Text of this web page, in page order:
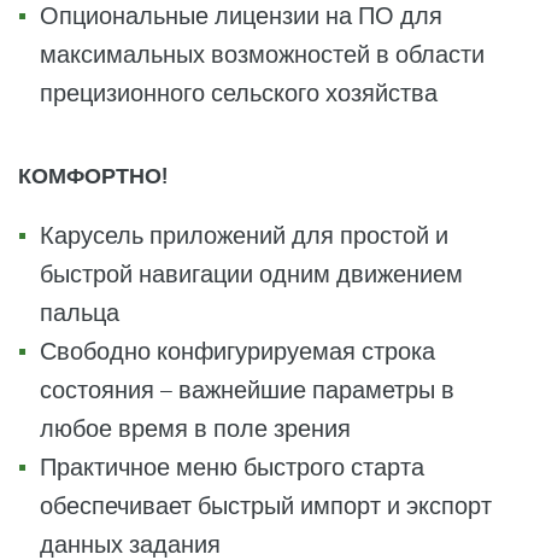
Опциональные лицензии на ПО для
максимальных возможностей в области
прецизионного сельского хозяйства
КОМФОРТНО!
Карусель приложений для простой и
быстрой навигации одним движением
пальца
Свободно конфигурируемая строка
состояния – важнейшие параметры в
любое время в поле зрения
Практичное меню быстрого старта
обеспечивает быстрый импорт и экспорт
данных задания